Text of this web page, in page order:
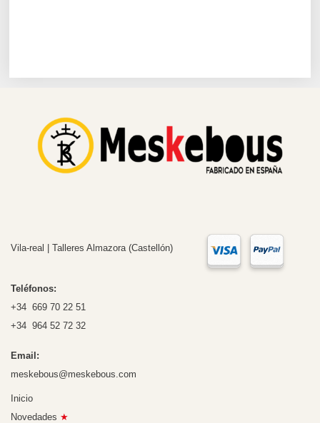
Vila-real | Talleres Almazora (Castellón)
Teléfonos:
+34 669 70 22 51
+34 964 52 72 32
Email:
meskebous@meskebous.com
Inicio
Novedades ★